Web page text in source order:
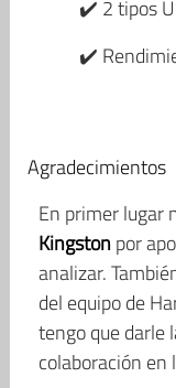
✔️ 2 tipos
✔️
Agradecimientos
En primer lugar
Kingstonpor
analizar.
del equipo de
tengo que darle
colaboración en